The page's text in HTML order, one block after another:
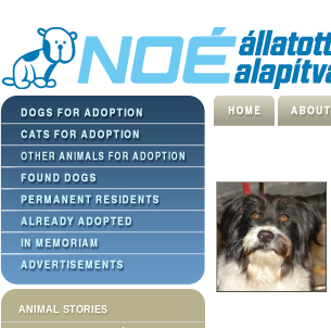
ANIMAL STORIES